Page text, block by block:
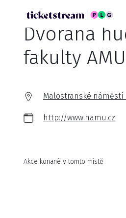
Dvorana
fakulty AMU
Malostranské náměstí
http://www.hamu.cz
Akce konané v tomto místě